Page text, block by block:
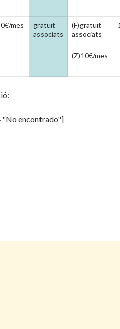
mes
gratuït
associats
(F)gratuït
associats
(Z)10€/mes
encontrado"]